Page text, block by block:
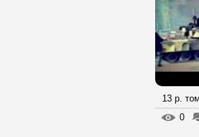
13 р.
0